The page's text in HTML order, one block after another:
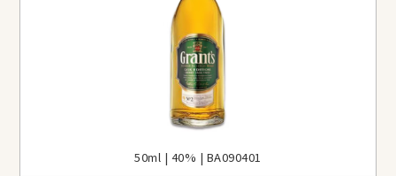
50ml | 40% | BA090401